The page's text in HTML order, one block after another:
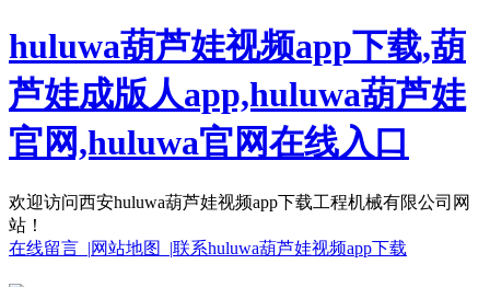
huluwa葫芦娃视频app下载,葫
芦娃成版人app,huluwa葫芦娃
官网,huluwa官网在线入口
欢迎访问西安huluwa葫芦娃视频app下载工程机械有限公司网
站！
在线留言 |网站地图 |联系huluwa葫芦娃视频app下载